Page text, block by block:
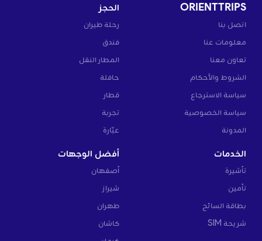
ORIENTTRIPS
اتصل بنا
معلومات عنا
تعاون معنا
الشروط والأحكام
سياسة الاسترجاع
سياسة الخصوصية
المدونة
الحجز
رحلة طيران
فندق
المطار النقل
حافلة
قطار
تجربة
عبّارة
الخدمات
تأشيرة
تأمين
بطاقة السائح
شريحة SIM
أفضل الوجهات
أصفهان
شيراز
طهران
كاشان